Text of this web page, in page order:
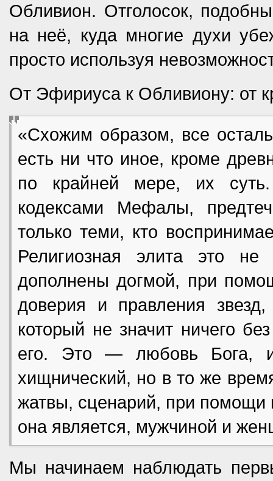
Обливион. Отголосок,
на неё, куда многие духи
просто используя
От Эфириуса к Обливиону: от
«Схожим образом, все
есть ни что иное, кроме
по крайней мере, их
кодексами Мефалы,
только теми, кто
Религиозная элита это
дополнены догмой, при
доверия и правления
который не значит ничего
его. Это — любовь Бога,
хищнический, но в то же
жатвы, сценарий, при помощи
она является, мужчиной и
Мы начинаем наблюдать